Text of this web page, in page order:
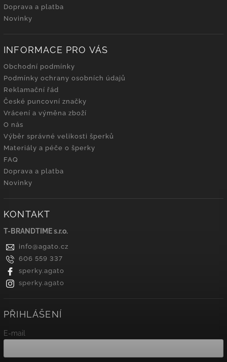
Doprava a platba
Novinky
INFORMACE PRO VÁS
Obchodní podmínky
Podmínky ochrany osobních údajů
Reklamační řád
České puncovní značky
Vrácení a výměna zboží
O nás
Výběr správné velikosti šperků
Materiály a péče o šperky
FAQ
Doprava a platba
Novinky
KONTAKT
T-BRANDTIME s.r.o.
info@agato.cz
606 559 337
sperky.agato
sperky.agato
PŘIHLÁŠENÍ
E-mail